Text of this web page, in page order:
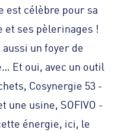
est célèbre pour sa
ses pèlerinages !
un foyer de
Et oui, avec un outil
Cosynergie 53 -
une usine, SOFIVO -
énergie, ici, le